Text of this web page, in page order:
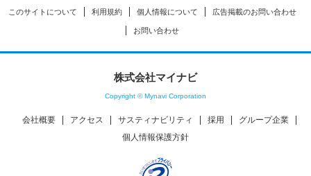
このサイトについて 利用規約 個人情報について 広告掲載のお問い合わせ
お問い合わせ
株式会社マイナビ
Copyright © Mynavi Corporation
会社概要 アクセス サスティナビリティ 採用
グループ企業
個人情報保護方針